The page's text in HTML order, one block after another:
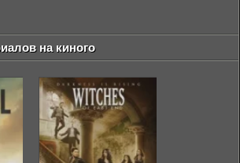
на киного